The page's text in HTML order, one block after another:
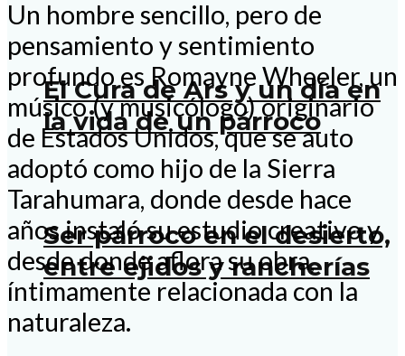
El Cura de Ars y un día en
la vida de un párroco
Ser párroco en el desierto,
entre ejidos y rancherías
Un hombre sencillo, pero de
pensamiento y sentimiento
profundo es Romayne Wheeler, un
músico (y musicólogo) originario
de Estados Unidos, que se auto
adoptó como hijo de la Sierra
Tarahumara, donde desde hace
años instaló su estudio creativo y
desde donde aflora su obra,
íntimamente relacionada con la
naturaleza.